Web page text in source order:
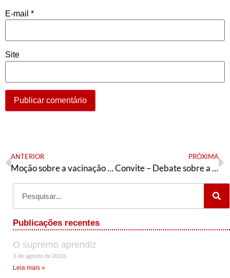
E-mail *
Site
ANTERIOR
Moção sobre a vacinação privada aprovada pelo 6° Congresso Nacional da tendência petista Articulação de Esquerda
PRÓXIMA
Convite – Debate sobre a proposta de um Encontro Nacional Livre (PT)
Publicações recentes
O supremo aprendiz
5 de agosto de 2026
Leia mais »